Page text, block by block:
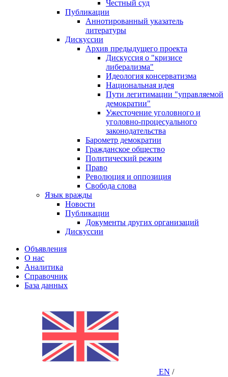
Честный суд
Публикации
Аннотированный указатель
литературы
Дискуссии
Архив предыдущего проекта
Дискуссия о "кризисе
либерализма"
Идеология консерватизма
Национальная идея
Пути легитимации "управляемой
демократии"
Ужесточение уголовного и
уголовно-процесуального
законодательства
Барометр демократии
Гражданское общество
Политический режим
Право
Революция и оппозиция
Свобода слова
Язык вражды
Новости
Публикации
Документы других организаций
Дискуссии
Объявления
О нас
Аналитика
Справочник
База данных
EN /